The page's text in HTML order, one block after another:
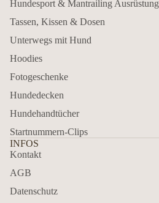
Hundesport & Mantrailing Ausrüstung
Tassen, Kissen & Dosen
Unterwegs mit Hund
Hoodies
Fotogeschenke
Hundedecken
Hundehandtücher
Startnummern-Clips
INFOS
Kontakt
AGB
Datenschutz